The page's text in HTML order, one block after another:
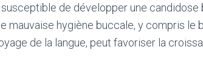
de développer une candidose
mauvaise hygiène buccale, y compris le
de la langue, peut favoriser la